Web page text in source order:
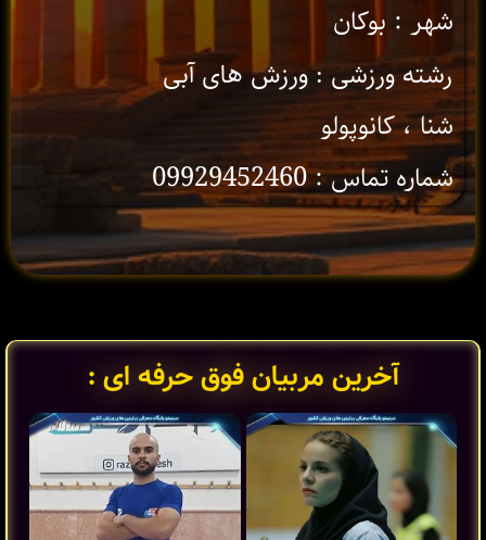
شهر : بوکان
رشته ورزشی : ورزش های آبی
شنا ، کانوپولو
شماره تماس : 09929452460
آخرین مربیان فوق حرفه ای :